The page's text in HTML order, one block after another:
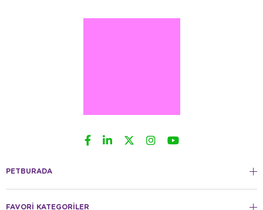
PETBURADA
FAVORİ KATEGORİLER